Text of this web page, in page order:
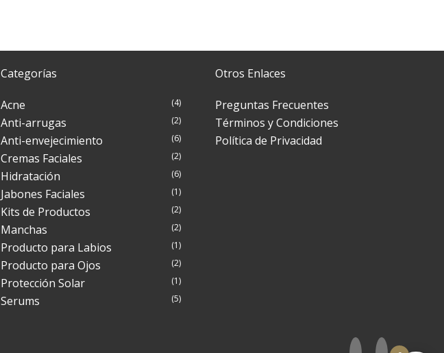
Categorías
Acne 4Productos
4
Anti-arrugas 2Productos
2
Anti-envejecimiento 6Productos
6
Cremas Faciales 2Productos
2
Hidratación 6Productos
6
Jabones Faciales 1Producto
1
Kits de Productos 2Productos
2
Manchas 2Productos
2
Producto para Labios 1Producto
1
Producto para Ojos 2Productos
2
Protección Solar 1Producto
1
Serums 5Productos
Otros Enlaces
Preguntas Frecuentes
Términos y Condiciones
Política de Privacidad